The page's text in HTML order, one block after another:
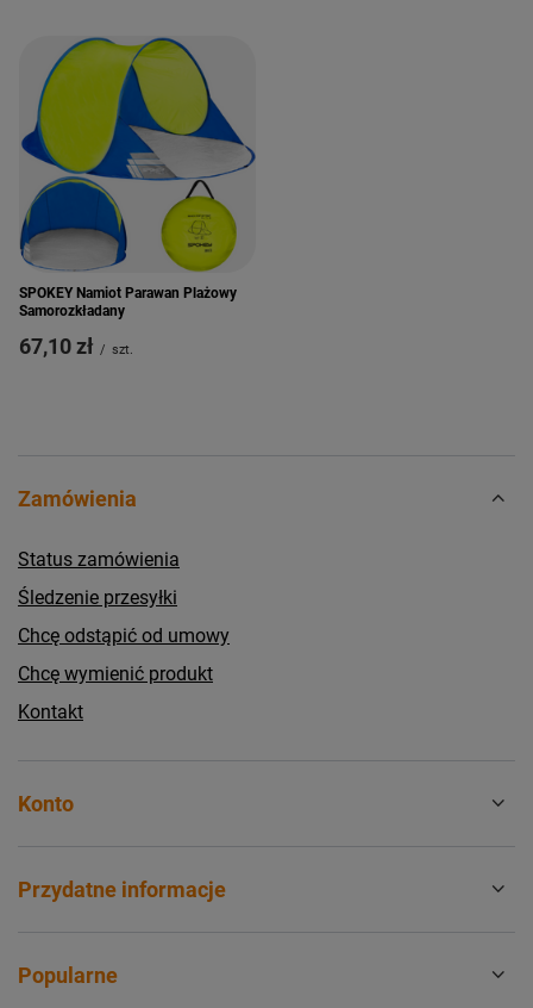
SPOKEY Namiot Parawan Plażowy
Samorozkładany
67,10 zł / szt.
Zamówienia
Status zamówienia
Śledzenie przesyłki
Chcę odstąpić od umowy
Chcę wymienić produkt
Kontakt
Konto
Przydatne informacje
Popularne